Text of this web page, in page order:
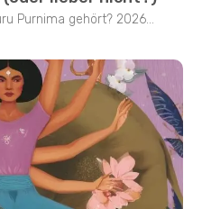
Purnima gehört? 2026...